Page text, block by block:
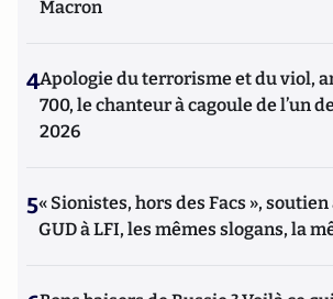
Macron
4Apologie du terrorisme et du viol,
700, le chanteur à cagoule de l’un
2026
5« Sionistes, hors des Facs »,
GUD à LFI, les mêmes slogans, la